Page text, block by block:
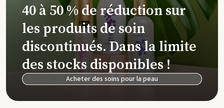
40 à 50 % de réduction sur
les produits de soin
discontinués. Dans la limite
des stocks disponibles !
Acheter des soins pour la peau